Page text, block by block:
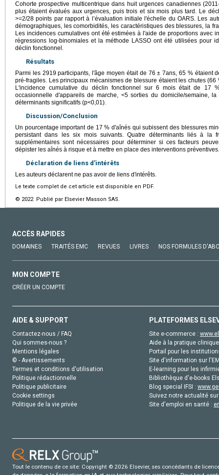
Cohorte prospective multicentrique dans huit urgences canadiennes
plus étaient évalués aux urgences, puis trois et six mois plus tard. Le
>=2/28 points par rapport à l’évaluation initiale l'échelle du OARS. Les
démographiques, les comorbidités, les caractéristiques des blessures, la
Les incidences cumulatives ont été estimées à l'aide de proportions avec
régressions log-binomiales et la méthode LASSO ont été utilisées pour
déclin fonctionnel.
Résultats
Parmi les 2919 participants, l'âge moyen était de 76 ± 7ans, 65 % étaient
pré-fragiles. Les principaux mécanismes de blessure étaient les chutes
L'incidence cumulative du déclin fonctionnel sur 6 mois était de 17
occasionnelle d'appareils de marche, <5 sorties du domicile/semaine,
déterminants significatifs (p<0,01).
Discussion/Conclusion
Un pourcentage important de 17 % d'aînés qui subissent des blessures
persistant dans les six mois suivants. Quatre déterminants liés à la
supplémentaires sont nécessaires pour déterminer si ces facteurs
dépister les aînés à risque et à mettre en place des interventions préventives.
Déclaration de liens d'intérêts
Les auteurs déclarent ne pas avoir de liens d'intérêts.
Le texte complet de cet article est disponible en PDF.
© 2022 Publié par Elsevier Masson SAS.
ACCÈS RAPIDES
DOMAINES TRAITÉS EMC REVUES LIVRES NOS FORMULES
MON COMPTE
CRÉER UN COMPTE
AIDE & SUPPORT
Contactez-nous / FAQ
Qui sommes-nous ?
Mentions légales
© - Avertissements
Termes et conditions d'utilisation
Politique rédactionnelle
Politique publicitaire
Cookie settings
Politique de la vie privée
PLATEFORMES
Site e-commerce :
Aide à la pratique
Portail pour les
Site d'information sur
E-learning pour les
Bibliothèque d'e-books
Blog special IFSI :
Suivez notre actualité
Site d'emploi en santé :
Tout le contenu de ce site: Copyright © 2026 Elsevier, ses concédants de